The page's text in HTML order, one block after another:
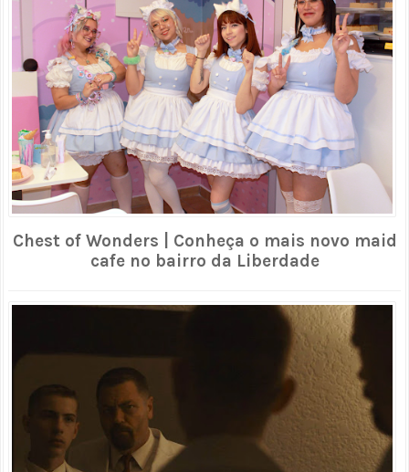
Chest of Wonders | Conheça o mais novo maid
cafe no bairro da Liberdade